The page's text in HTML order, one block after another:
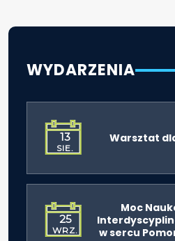
WYDARZENIA
13
SIE.
Warsztat
25
WRZ.
Moc
w sercu